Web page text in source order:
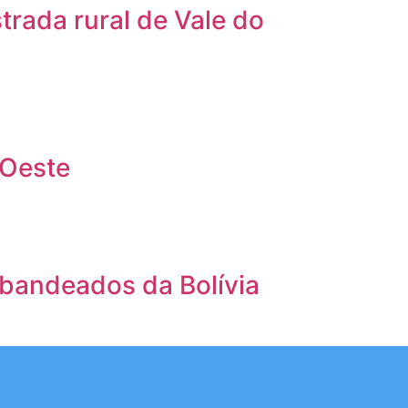
rural de Vale do
da Bolívia